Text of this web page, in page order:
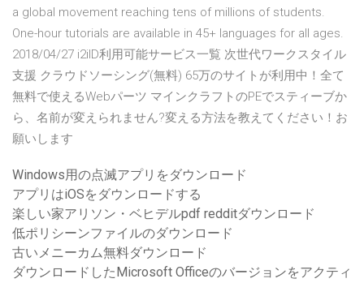
a global movement reaching tens of millions of students.
One-hour tutorials are available in 45+ languages for all ages.
2018/04/27 i2iID利用可能サービス一覧 次世代ワークスタイル
支援 クラウドソーシング(無料) 65万のサイトが利用中！全て
無料で使えるWebパーツ マインクラフトのPEでスティーブか
ら、名前が変えられません?変える方法を教えてください！お
願いします
Windows用の点滅アプリをダウンロード
アプリはiOSをダウンロードする
楽しい家アリソン・ベヒデルpdf redditダウンロード
低ポリシーンファイルのダウンロード
古いメニーカム無料ダウンロード
ダウンロードしたMicrosoft Officeのバージョンをアクティ